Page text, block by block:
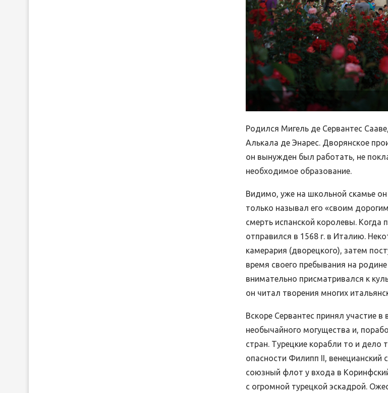
Родился Мигель де Сервантес
Алькала де Энарес. Дворянское
он вынужден был работать, не
необходимое образование.
Видимо, уже на школьной скамье он
только называл его «своим
смерть испанской королевы.
отправился в 1568 г. в Италию.
камерария (дворецкого), затем
время своего пребывания на
внимательно присматривался к
он читал творения многих
Вскоре Сервантес принял участие
необычайного могущества и,
стран. Турецкие корабли то и дело
опасности Филипп II, венецианский
союзный флот у входа в
с огромной турецкой эскадрой.